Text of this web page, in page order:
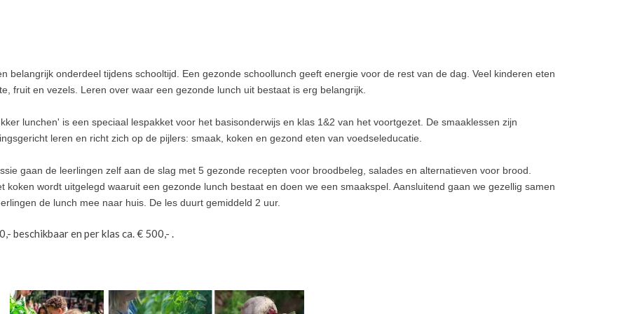
belangrijk onderdeel tijdens schooltijd. Een gezonde schoollunch geeft energie voor de rest van de dag. Veel kinderen eten
fruit en vezels. Leren over waar een gezonde lunch uit bestaat is erg belangrijk.
lunchen' is een speciaal lespakket voor het basisonderwijs en klas 1&2 van het voortgezet. De smaaklessen zijn
leren en richt zich op de pijlers: smaak, koken en gezond eten van voedseleducatie.
gaan de leerlingen zelf aan de slag met 5 gezonde recepten voor broodbeleg, salades en alternatieven voor brood.
koken wordt uitgelegd waaruit een gezonde lunch bestaat en doen we een smaakspel. Aansluitend gaan we gezellig samen
de lunch mee naar huis. De les duurt gemiddeld 2 uur.
beschikbaar en per klas ca. € 500,- .